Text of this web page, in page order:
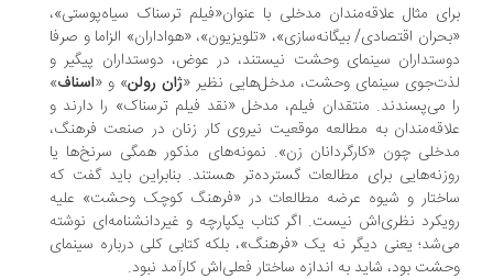
مثال علاقه‌مندان مدخلی با عنوان«فیلم‌ ترسناک سیاه‌پوستی»،
اقتصادی/ بیگانه‌سازی»، «تلویزیون»، «هواداران» الزاما و صرفا
سینمای وحشت نیستند، در عوض، دوستداران پیگیر و
سینمای وحشت، مدخل‌هایی نظیر « ژان رولن» و «اسناف»
می‌پسندند. منتقدان فیلم، مدخل «نقد فیلم ترسناک» را دارند و
به مطالعه موقعیت نیروی کار زنان در صنعت فرهنگ،
چون «کارگردانان زن». نمونه‌های مذکور همگی سرنخ‌ها یا
برای مطالعات گسترده‌تر هستند. بنابراین باید گفت که
و شیوه عرضه مطالعات در «فرهنگ کوچک وحشت» علیه
نظری‌اش نیست. اگر کتاب یکپارچه و غیردانشنامه‌ای نوشته
یعنی دیگر نه یک «فرهنگ»، بلکه کتابی کلی درباره سینمای
بود، شاید به اندازه ساختار فعلی‌اش کارآمد نبود.